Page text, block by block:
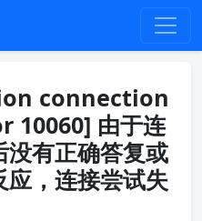
connection
10060] 由于连
有正确答复或
，连接尝试失